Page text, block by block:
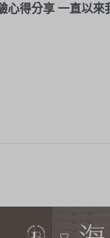
心得分享 一直以